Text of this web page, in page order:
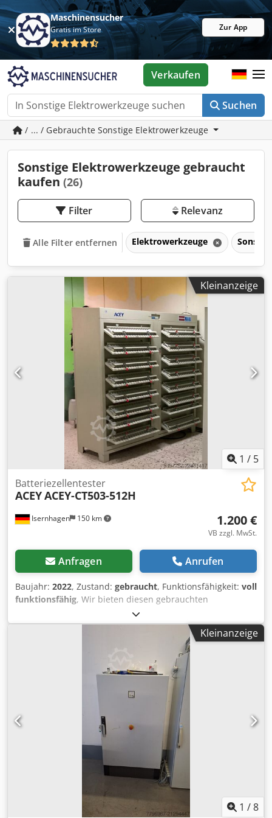
Maschinensucher
Gratis im Store Zur App
Suchen
Verkaufen
/ ... / Gebrauchte Sonstige Elektrowerkzeuge
Sonstige Elektrowerkzeuge gebraucht
kaufen (26)
Filter Relevanz
Alle Filter entfernen Elektrowerkzeuge
Kleinanzeige
1 / 5
Isernhagen 150 km
Batteriezellentester
ACEYACEY-CT503-512H
1.200 €
VB zzgl. MwSt.
Anfragen Anrufen
Baujahr: 2022, Zustand: gebraucht, Funktionsfähigkeit: voll
funktionsfähig, Wir bieten diesen gebrauchten
Batteriezellentester, Baujahr 2022, an. ACEY-CT503-512H
Cell Capacity Grading Machine / Batteriezellentester Zum
Verkauf steht eine professionelle ACEY-CT503-512H Cell
Capacity Grading Machine zur Kapazitätsprüfung und
Sortierung von Batteriezellen. Die Anlage wurde
ursprünglich von Xiamen ACEY New Energy Technology
Co., Ltd. geliefert. Technische Daten Dcedpfx Agezpvz Hjfok
Hersteller: ACEY Modell: ACEY-CT503-512H Gerätetyp: Cell
Capacity Grading Machine Baujahr: 2022 (Lieferdatum laut
Rechnung: 12.09.2022) Standort: Deutschland / Isernhagen
Zustand: Gebraucht, voll funktionsfähig Einsatzbereiche
Batteriezellprüfung Kapazitätsmessung Zellselektion und -
sortierung Forschung & Entwicklung Batterieproduktion
Qualitätskontrolle Lieferumfang ACEY-CT503-512H
Hauptgerät Preis VB: 1200 € (Der Kaufpreis versteht sich
zzgl. MwSt. und eventuell anfallender Transportkosten.)
Kleinanzeige
1 /8